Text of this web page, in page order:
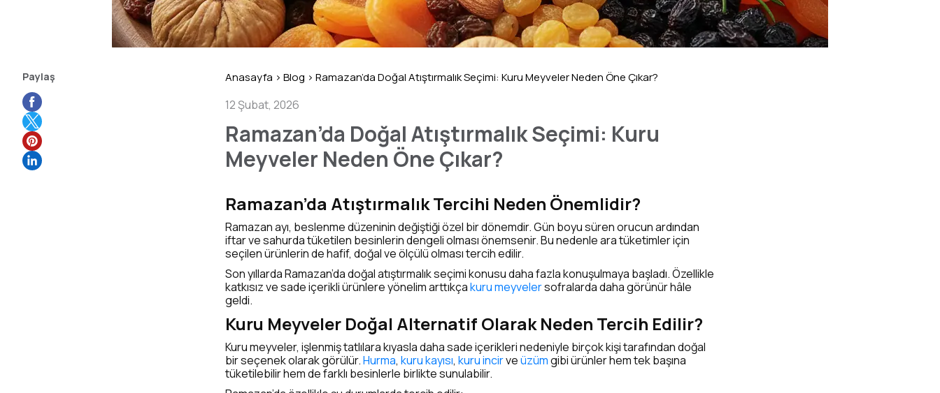
Paylaş Anasayfa > Blog > Ramazan’da Doğal Atıştırmalık Seçimi: Kuru Meyveler Neden Öne Çıkar?
12 Şubat, 2026
Ramazan’da Doğal Atıştırmalık Seçimi: Kuru
Meyveler Neden Öne Çıkar?
Ramazan’da Atıştırmalık Tercihi Neden Önemlidir?
Ramazan ayı, beslenme düzeninin değiştiği özel bir dönemdir. Gün boyu süren orucun ardından
iftar ve sahurda tüketilen besinlerin dengeli olması önemsenir. Bu nedenle ara tüketimler için
seçilen ürünlerin de hafif, doğal ve ölçülü olması tercih edilir.
Son yıllarda Ramazan’da doğal atıştırmalık seçimi konusu daha fazla konuşulmaya başladı. Özellikle
katkısız ve sade içerikli ürünlere yönelim arttıkçakuru meyvelersofralarda daha görünür hâle
geldi.
Kuru Meyveler Doğal Alternatif Olarak Neden Tercih Edilir?
Kuru meyveler, işlenmiş tatlılara kıyasla daha sade içerikleri nedeniyle birçok kişi tarafından doğal
bir seçenek olarak görülür.Hurma, kuru kayısı, kuru incirveüzümgibi ürünler hem tek başına
tüketilebilir hem de farklı besinlerle birlikte sunulabilir.